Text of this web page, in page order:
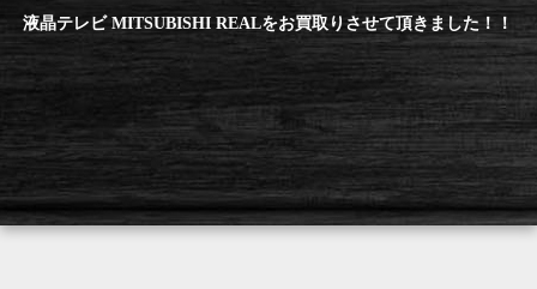
液晶テレビ MITSUBISHI REALをお買取りさせて頂きました！！